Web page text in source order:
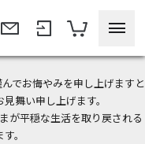
でお悔やみを申し上げますと
舞い申し上げます。
が平穏な生活を取り戻される
。
＞
プレゼント！